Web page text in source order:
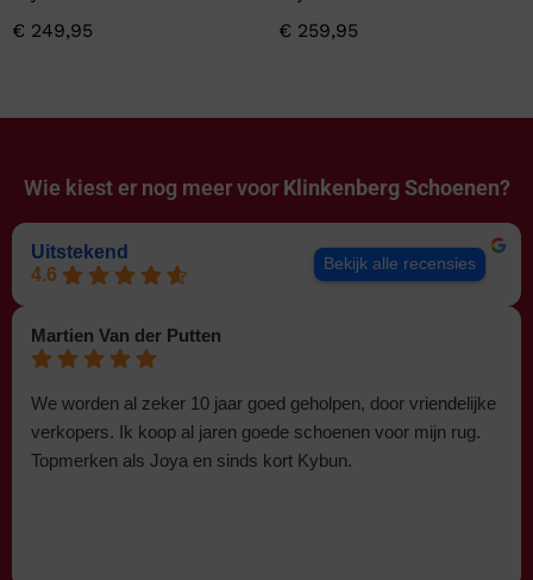
€ 249,95 € 259,95
Wie kiest er nog meer voor Klinkenberg Schoenen?
Uitstekend
4.6
Bekijk alle recensies
Martien Van der Putten
We worden al zeker 10 jaar goed geholpen, door vriendelijke
verkopers. Ik koop al jaren goede schoenen voor mijn rug.
Topmerken als Joya en sinds kort Kybun.